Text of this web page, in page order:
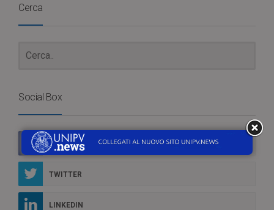
Cerca
Social Box
FACEBOOK
TWITTER
LINKEDIN